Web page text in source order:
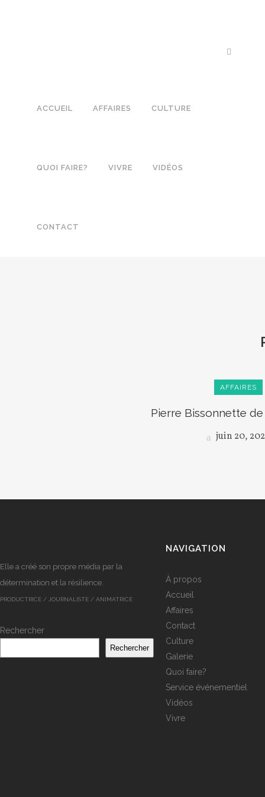
ACCUEIL AFFAIRES CULTURE
QUOI FAIRE? VIVRE VIDÉOS
CONTACT
AFFAIRES
Pierre Bissonnette
juin 20,
Elle a créé son propre média par la
détermination et la résilience.
PRODUCTRICE / JOURNALISTE / ANIMATRICE
Rechercher
Rechercher
NAVIGATION
À propos
Accueil
Affaires
Contact
Culture
Galerie
Quoi faire?
Service événementiel
Vidéos
Vivre